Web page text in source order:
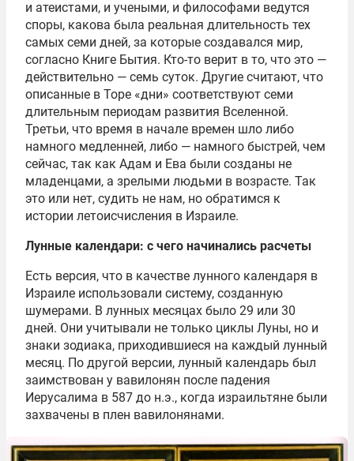
и атеистами, и учеными, и философами ведутся
споры, какова была реальная длительность тех
самых семи дней, за которые создавался мир,
согласно Книге Бытия. Кто-то верит в то, что это —
действительно — семь суток. Другие считают, что
описанные в Торе «дни» соответствуют семи
длительным периодам развития Вселенной.
Третьи, что время в начале времен шло либо
намного медленней, либо — намного быстрей, чем
сейчас, так как Адам и Ева были созданы не
младенцами, а зрелыми людьми в возрасте. Так
это или нет, судить не нам, но обратимся к
истории летоисчисления в Израиле.
Лунные календари: с чего начинались расчеты
Есть версия, что в качестве лунного календаря в
Израиле использовали систему, созданную
шумерами. В лунных месяцах было 29 или 30
дней. Они учитывали не только циклы Луны, но и
знаки зодиака, приходившиеся на каждый лунный
месяц. По другой версии, лунный календарь был
заимствован у вавилонян после падения
Иерусалима в 587 до н.э., когда израильтяне были
захвачены в плен вавилонянами.